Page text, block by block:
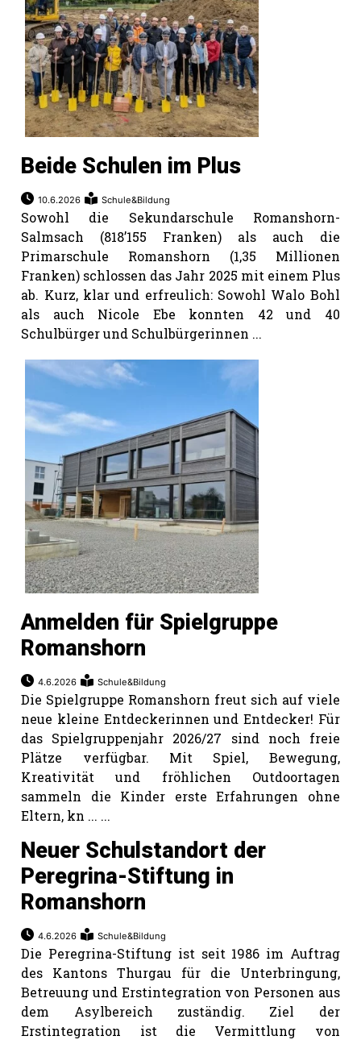
Beide Schulen im Plus
10.6.2026 Schule&Bildung
Sowohl die Sekundarschule Romanshorn-
Salmsach (818’155 Franken) als auch die
Primarschule Romanshorn (1,35 Millionen
Franken) schlossen das Jahr 2025 mit einem Plus
ab. Kurz, klar und erfreulich: Sowohl Walo Bohl
als auch Nicole Ebe konnten 42 und 40
Schulbürger und Schulbürgerinnen ...
Anmelden für Spielgruppe
Romanshorn
4.6.2026 Schule&Bildung
Die Spielgruppe Romanshorn freut sich auf viele
neue kleine Entdeckerinnen und Entdecker! Für
das Spielgruppenjahr 2026/27 sind noch freie
Plätze verfügbar. Mit Spiel, Bewegung,
Kreativität und fröhlichen Outdoortagen
sammeln die Kinder erste Erfahrungen ohne
Eltern, kn ... ...
Neuer Schulstandort der
Peregrina-Stiftung in
Romanshorn
4.6.2026 Schule&Bildung
Die Peregrina-Stiftung ist seit 1986 im Auftrag
des Kantons Thurgau für die Unterbringung,
Betreuung und Erstintegration von Personen aus
dem Asylbereich zuständig. Ziel der
Erstintegration ist die Vermittlung von